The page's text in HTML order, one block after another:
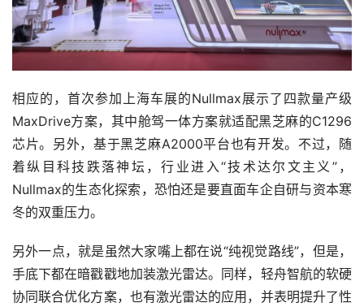
相应的，首次参加上海车展的Nullmax展示了四款量产级
MaxDrive方案，其中舱驾一体方案就适配黑芝麻的C1296
芯片。另外，基于黑芝麻A2000平台也有开发。不过，随
着纵目科技跌落神坛，行业进入“技术达尔文主义”，
Nullmax的生态化探索，恐怕还是要直面车企自研与资本寒
冬的双重压力。
另外一点，就是虽然大家嘴上都在说“纯视觉路线”，但是，
手底下都在暗戳戳地加装激光雷达。同样，轻舟智航的软硬
协同联合优化方案，也有激光雷达的应用，并表明提升了性